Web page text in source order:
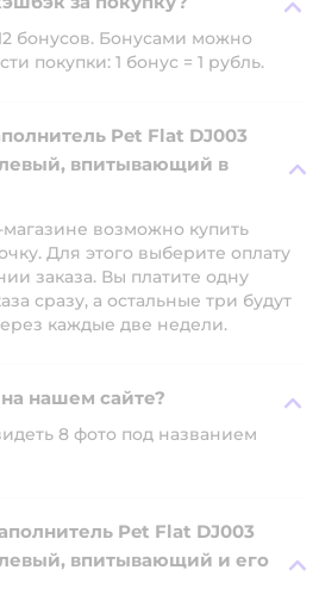
бонусов. Бонусами можно
покупки: 1 бонус = 1 рубль.
Pet Flat DJ003
впитывающий в
возможно купить
Для этого выберите оплату
заказа. Вы платите одну
сразу, а остальные три будут
каждые две недели.
нашем сайте?
8 фото под названием
Pet Flat DJ003
впитывающий и его